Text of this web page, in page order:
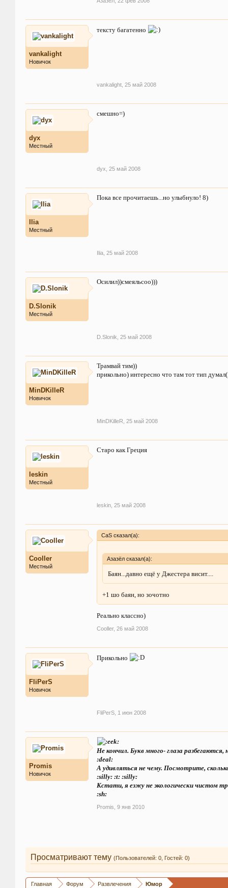
vankalight
Новичок
тексту багатенно
vankalight 25 май 2008
dyx
Местный
смешно=)
dyx 25 май 2008
Ilia
Местный
Пока все прочитаешь...но улыбнуло! 8)
Ilia 25 май 2008
D.Slonik
Местный
Осилил))смеяльсоо)))
D.Slonik 25 май 2008
MinDKilleR
Новичок
Трамвай тим))
прикольно) интересно что там тот тип
MinDKilleR 25 май 2008
leskin
Местный
Старо как Греция
leskin 25 май 2008
Cooller
Местный
CaS сказал(а):
Азазёл сказал(а):
Баян...давно ещё у Джестера висит....
+1 шо баян, но зочотно
Реально классно)
Cooller, 26 май 2008
FliPerS
Новичок
Прикольно
FliPerS 1 июн 2008
Promis
Новичок
Не кончил. Букв много- глаза разбегаются,
:deal:
А удивляться не чему. Посмотрите,
:silly: :t: :silly:
Кстати, я езжу не экологически чистом
:sh:
Promis 9 янв 2010
Просматривают тему (Пользователей: 0, Гостей: 0)
Главная Форум Развлечения Юмор